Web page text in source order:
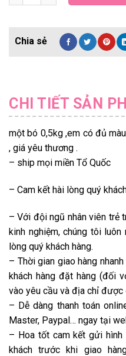
CHI TIẾT SẢN
một bó 0,5kg ,em có đủ
, giá yêu thương .
– ship mọi miền Tổ Quốc
– Cam kết hài lòng quý
– Với đội ngũ nhân viên trẻ
kinh nghiệm, chúng tôi
lòng quý khách hàng.
– Thời gian giao hàng
khách hàng đặt hàng (đối
vào yêu cầu và địa chỉ được
– Dễ dàng thanh toán
Master, Paypal… ngay tại
– Hoa tốt cam kết gửi
khách trước khi giao